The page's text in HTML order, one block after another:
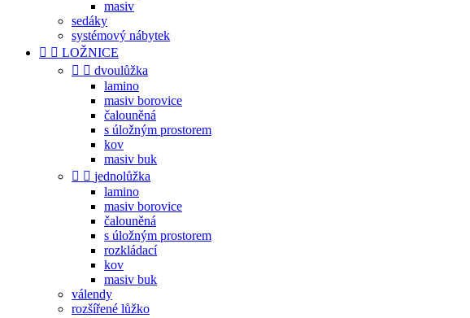
masiv
sedáky
systémový nábytek
  LOŽNICE
  dvoulůžka
lamino
masiv borovice
čalouněná
s úložným prostorem
kov
masiv buk
  jednolůžka
lamino
masiv borovice
čalouněná
s úložným prostorem
rozkládací
kov
masiv buk
válendy
rozšířené lůžko